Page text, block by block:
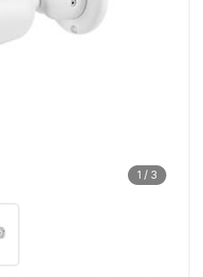
1 / 3